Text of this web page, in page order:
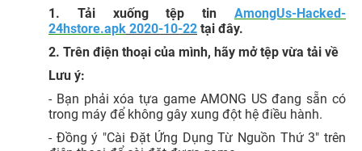
1. Tải xuống tệp tin AmongUs-Hacked-
24hstore.apk 2020-10-22 tại đây.
2. Trên điện thoại của mình, hãy mở tệp vừa tải về
Lưu ý:
- Bạn phải xóa tựa game AMONG US đang sẵn có
trong máy để không gây xung đột hệ điều hành.
- Đồng ý "Cài Đặt Ứng Dụng Từ Nguồn Thứ 3" trên